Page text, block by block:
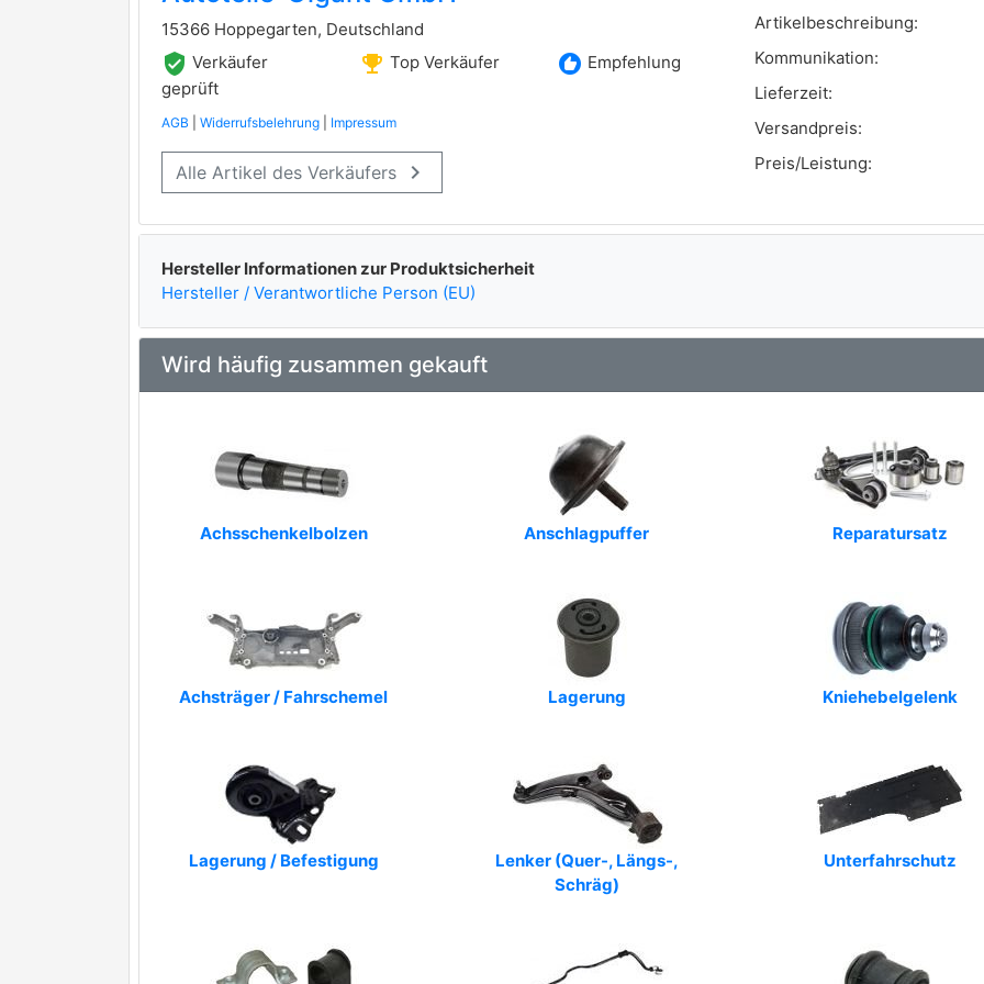
15366 Hoppegarten, Deutschland
verified_user Verkäufer
geprüft
emoji_events Top Verkäufer recommend Empfehlung
AGB Widerrufsbelehrung Impressum
Alle Artikel des Verkäufers keyboard_arrow_right
Artikelbeschreibung:
Kommunikation:
Lieferzeit:
Versandpreis:
Preis/Leistung:
Hersteller Informationen zur Produktsicherheit
Hersteller / Verantwortliche Person (EU)
Wird häufig zusammen gekauft
Achsschenkelbolzen Anschlagpuffer Reparatursatz
Achsträger / Fahrschemel Lagerung Kniehebelgelenk
Lagerung / Befestigung
Lenker (Quer-, Längs-,
Schräg)
Unterfahrschutz